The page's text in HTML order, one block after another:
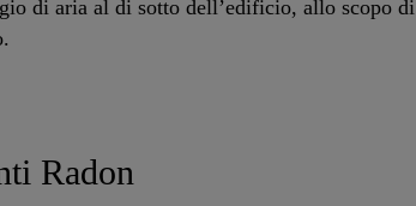
di aria al di sotto dell’edificio, allo scopo di
Radon